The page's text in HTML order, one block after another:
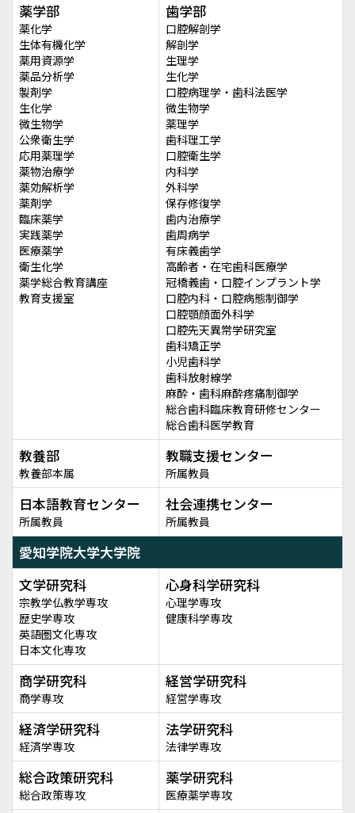
薬学部
薬化学
生体有機化学
薬用資源学
薬品分析学
製剤学
生化学
微生物学
公衆衛生学
応用薬理学
薬物治療学
薬効解析学
薬剤学
臨床薬学
実践薬学
医療薬学
衛生化学
薬学総合教育講座
教育支援室
歯学部
口腔解剖学
解剖学
生理学
生化学
口腔病理学・歯科法医学
微生物学
薬理学
歯科理工学
口腔衛生学
内科学
外科学
保存修復学
歯内治療学
歯周病学
有床義歯学
高齢者・在宅歯科医療学
冠橋義歯・口腔インプラント学
口腔内科・口腔病態制御学
口腔顎顔面外科学
口腔先天異常学研究室
歯科矯正学
小児歯科学
歯科放射線学
麻酔・歯科麻酔疼痛制御学
総合歯科臨床教育研修センター
総合歯科医学教育
教養部
教養部本属
教職支援センター
所属教員
日本語教育センター
所属教員
社会連携センター
所属教員
愛知学院大学大学院
文学研究科
宗教学仏教学専攻
歴史学専攻
英語圏文化専攻
日本文化専攻
心身科学研究科
心理学専攻
健康科学専攻
商学研究科
商学専攻
経営学研究科
経営学専攻
経済学研究科
経済学専攻
法学研究科
法律学専攻
総合政策研究科
総合政策専攻
薬学研究科
医療薬学専攻